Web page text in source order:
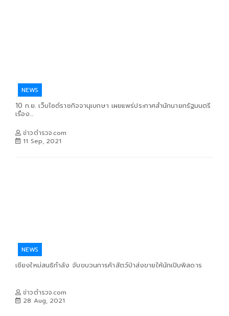
NEWS
10 ก.ย. เว็บไซต์ราชกิจจานุเบกษา เผยแพร่ประกาศสำนักนายกรัฐมนตรี
เรื่อง...
ข่าวตำรวจ.com
11 Sep, 2021
NEWS
เชียงใหม่สนธิกำลัง จับขบวนการค้าสัตว์ป่าส่งขายให้นักเปิบพิสดาร
ข่าวตำรวจ.com
28 Aug, 2021